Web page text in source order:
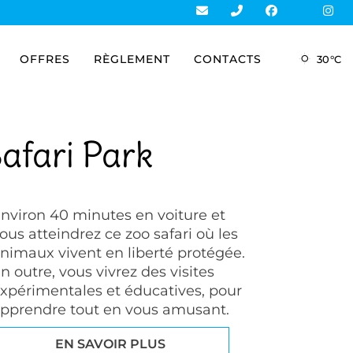
OFFRES RÈGLEMENT CONTACTS 30°C
Park
40 minutes en voiture et
atteindrez ce zoo safari où les
vivent en liberté protégée.
outre, vous vivrez des visites
et éducatives, pour
tout en vous amusant.
EN SAVOIR PLUS